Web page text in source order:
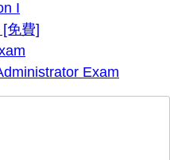
I
免費]
Exam